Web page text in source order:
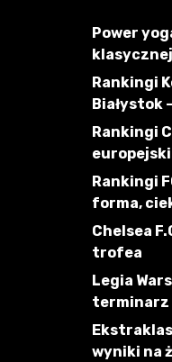
Power
Rankingi
Białystok
Rankingi
Rankingi
forma,
Chelsea
trofea
Legia
terminarz
wyniki na